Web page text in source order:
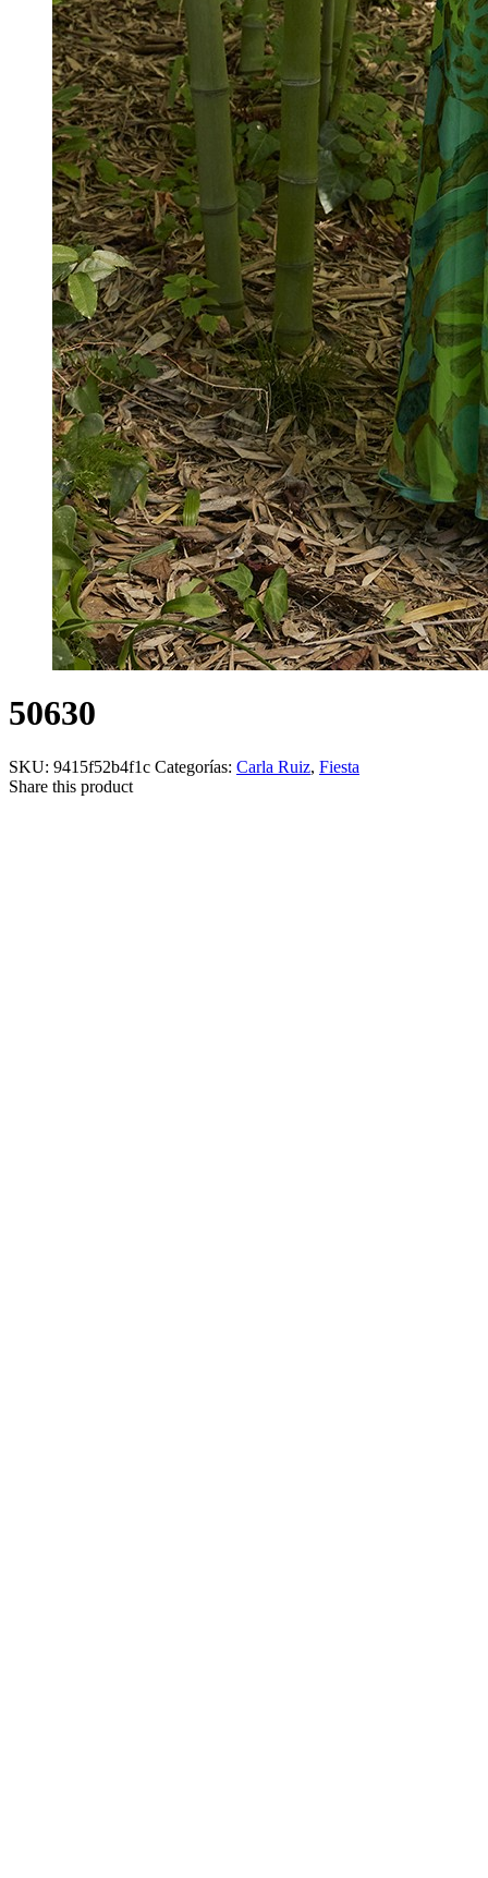
50630
SKU: 9415f52b4f1c Categorías: Carla Ruiz, Fiesta
Share this product